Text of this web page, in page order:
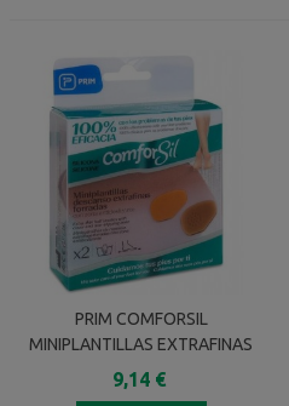
PRIM COMFORSIL
MINIPLANTILLAS EXTRAFINAS
DESCANSO FORRADAS
ANTIDESLIZANTES CCF401 1
9,14 €